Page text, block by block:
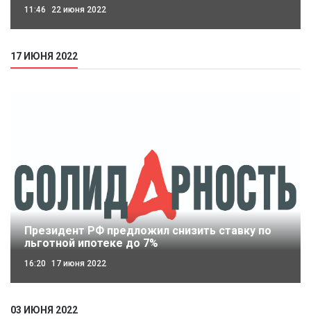
11:46 22 июня 2022
17 ИЮНЯ 2022
Президент РФ предложил снизить ставку по
льготной ипотеке до 7%
16:20 17 июня 2022
03 ИЮНЯ 2022